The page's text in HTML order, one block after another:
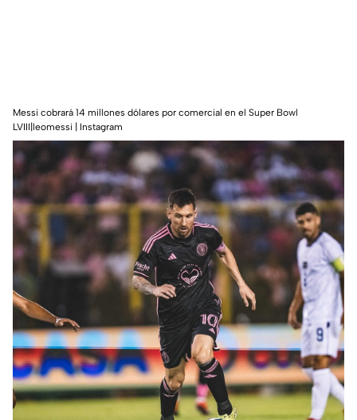
Messi cobrará 14 millones dólares por comercial en el Super Bowl
LVIII|leomessi | Instagram